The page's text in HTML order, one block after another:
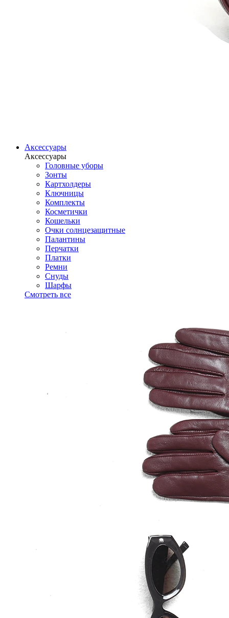
Аксессуары
Аксессуары
Головные уборы
Зонты
Картхолдеры
Ключницы
Комплекты
Косметички
Кошельки
Очки солнцезащитные
Палантины
Перчатки
Платки
Ремни
Снуды
Шарфы
Смотреть все